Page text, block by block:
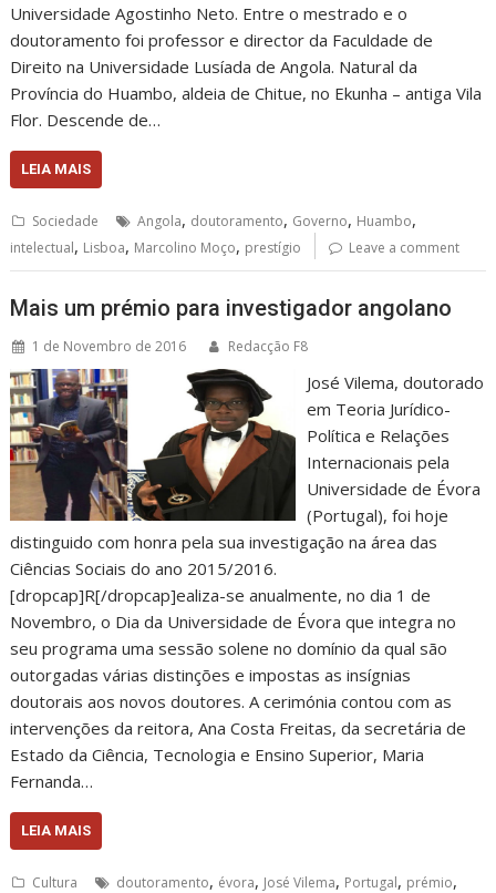
Universidade Agostinho Neto. Entre o mestrado e o
doutoramento foi professor e director da Faculdade de
Direito na Universidade Lusíada de Angola. Natural da
Província do Huambo, aldeia de Chitue, no Ekunha – antiga Vila
Flor. Descende de…
LEIA MAIS
Sociedade Angola, doutoramento, Governo, Huambo,
intelectual, Lisboa, Marcolino Moço, prestígio Leave a comment
Mais um prémio para investigador angolano
1 de Novembro de 2016 Redacção F8
José Vilema, doutorado
em Teoria Jurídico-
Política e Relações
Internacionais pela
Universidade de Évora
(Portugal), foi hoje
distinguido com honra pela sua investigação na área das
Ciências Sociais do ano 2015/2016.
[dropcap]R[/dropcap]ealiza-se anualmente, no dia 1 de
Novembro, o Dia da Universidade de Évora que integra no
seu programa uma sessão solene no domínio da qual são
outorgadas várias distinções e impostas as insígnias
doutorais aos novos doutores. A cerimónia contou com as
intervenções da reitora, Ana Costa Freitas, da secretária de
Estado da Ciência, Tecnologia e Ensino Superior, Maria
Fernanda…
LEIA MAIS
Cultura doutoramento, évora, José Vilema, Portugal, prémio,